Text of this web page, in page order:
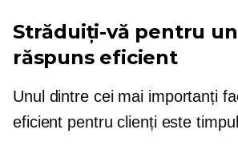
Străduiți-vă pentru
răspuns eficient
Unul dintre cei mai importanți
eficient pentru clienți este